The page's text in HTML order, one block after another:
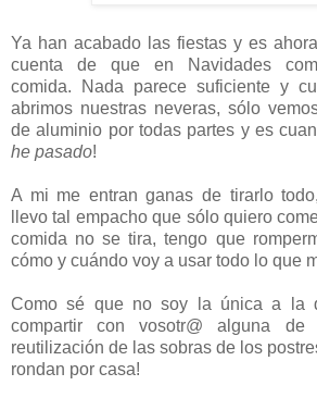
Ya han acabado las fiestas y es
cuenta de que en Navidades
comida. Nada parece suficiente y
abrimos nuestras neveras, sólo
de aluminio por todas partes y es
he pasado!
A mi me entran ganas de tirarlo
llevo tal empacho que sólo quiero
comida no se tira, tengo que
cómo y cuándo voy a usar todo lo que
Como sé que no soy la única a la
compartir con vosotr@ alguna
reutilización de las sobras de los
rondan por casa!